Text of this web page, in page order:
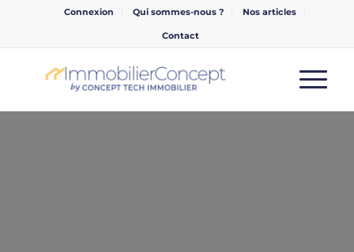
Connexion Qui sommes-nous ? Nos articles
Contact